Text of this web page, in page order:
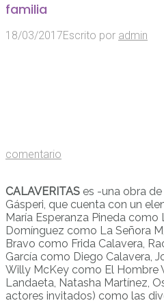
familia
18/03/2017Escrito por admin
comentario
CALAVERITAS es -una obra
Gásperi, que cuenta con un
María Esperanza Pineda como
Domínguez como La Señora
Bravo como Frida Calavera,
García como Diego Calavera,
Willy McKey como El Hombre
Landaeta, Natasha Martínez,
actores invitados) como las